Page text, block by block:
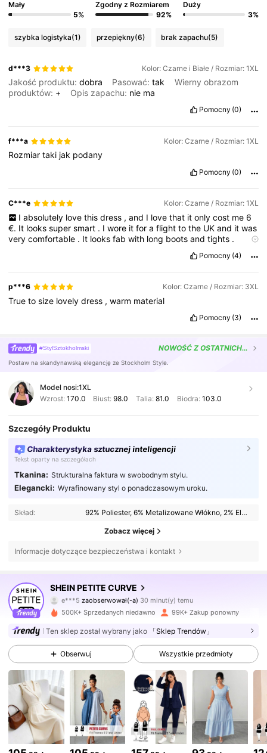
Mały
5%
Zgodny z Rozmiarem
92%
Duży
3%
szybka logistyka(1) przepiękny(6) brak zapachu(5)
d***3 Kolor: Czarne i Białe / Rozmiar: 1XL
Jakość produktu:dobra Pasować:tak
Wierny obrazom
produktów: + Opis zapachu: nie ma
Pomocny (0)
f***a Kolor: Czarne / Rozmiar: 1XL
Rozmiartaki jak podany
Pomocny (0)
C***e Kolor: Czarne / Rozmiar: 1XL
I absolutely love this dress , and I love that it only cost me 6
€. It lookssupersmart . Iwore itforaflighttothe UKand itwas
verycomfortable . It looksfabwith long bootsandtights .
Pomocny (4)
p***6 Kolor: Czarne / Rozmiar: 3XL
Truetosize lovelydress ,warm material
Pomocny (3)
#StylSztokholmski NOWOŚĆ Z OSTATNICH 3 DNI
Postaw na skandynawską elegancję ze Stockholm Style.
Model nosi:1XL
Wzrost: 170.0 Biust:98.0 Talia: 81.0 Biodra: 103.0
Szczegóły Produktu
Charakterystyka sztucznej inteligencji
Tekst oparty na szczegółach
Tkanina: Strukturalna faktura w swobodnym stylu.
Elegancki: Wyrafinowany styl o ponadczasowym uroku.
Skład: 92% Poliester, 6% Metalizowane Włókno, 2% Elastan
Zobacz więcej
Informacje dotyczące bezpieczeństwa i kontakt
SHEIN PETITE CURVE
e***5 zaobserwował(-a) 30 minut(y) temu
c***8
przegląda
240K Obserwujący
4,75 240K Obserwujący
4,75 240K Obserwujący
4,75 240K Obserwujący
500K+ Sprzedanych niedawno 99K+ Zakup ponowny
Ten sklep został wybrany jako 「Sklep Trendów」
Obserwuj Wszystkie przedmioty